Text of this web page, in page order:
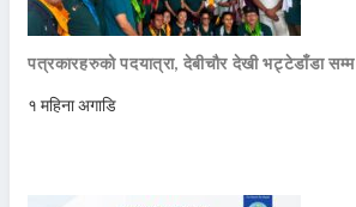
पत्रकारहरुको पदयात्रा, देबीचौर देखी भट्टेडाँडा सम्म
१ महिना अगाडि